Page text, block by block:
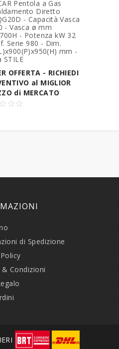
Pentola a Gas
Diretto
- Capacità Vasca
- Vasca ø mm
- Potenza kW 32
Serie 980 - Dim.
mm -
STILE
OFFERTA - RICHIEDI
al MIGLIOR
di MERCATO
di Spedizione
& Condizioni